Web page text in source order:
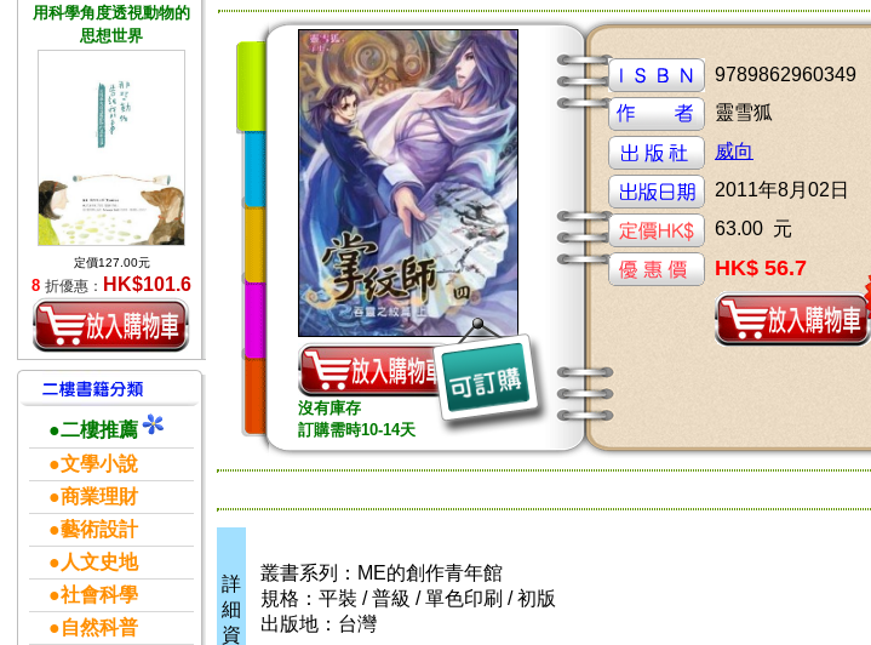
用科學角度透視動物的
思想世界
定價127.00元
8 折優惠： HK$101.6
●二樓推薦
●文學小說
●商業理財
●藝術設計
●人文史地
●社會科學
●自然科普
沒有庫存
訂購需時10-14天
9789862960349
靈雪狐
威向
2011年8月02日
63.00 元
HK$ 56.7
詳
細
資
叢書系列：ME的創作青年館
規格：平裝 / 普級 / 單色印刷 / 初版
出版地：台灣